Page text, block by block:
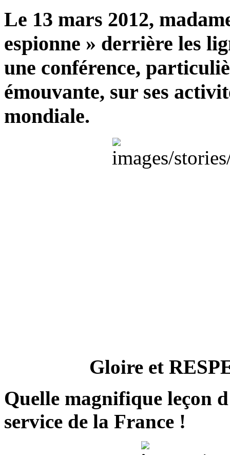
Le 13 mars 2012,
espionne » derrière les
une conférence,
émouvante, sur ses
mondiale.
Gloire et
Quelle magnifique leçon
service de la France !